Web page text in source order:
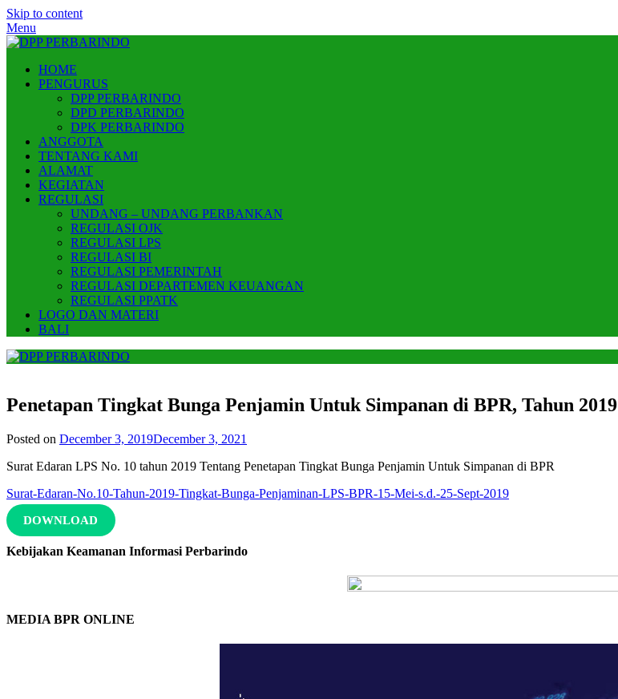
Skip to content
Menu
HOME
PENGURUS
DPP PERBARINDO
DPD PERBARINDO
DPK PERBARINDO
ANGGOTA
TENTANG KAMI
ALAMAT
KEGIATAN
REGULASI
UNDANG – UNDANG PERBANKAN
REGULASI OJK
REGULASI LPS
REGULASI BI
REGULASI PEMERINTAH
REGULASI DEPARTEMEN KEUANGAN
REGULASI PPATK
LOGO DAN MATERI
BALI
Penetapan Tingkat Bunga Penjamin Untuk Simpanan di BPR, Tahun 2019
Posted on December 3, 2019December 3, 2021
Surat Edaran LPS No. 10 tahun 2019 Tentang Penetapan Tingkat Bunga Penjamin Untuk Simpanan di BPR
Surat-Edaran-No.10-Tahun-2019-Tingkat-Bunga-Penjaminan-LPS-BPR-15-Mei-s.d.-25-Sept-2019
DOWNLOAD
Kebijakan Keamanan Informasi Perbarindo
MEDIA BPR ONLINE